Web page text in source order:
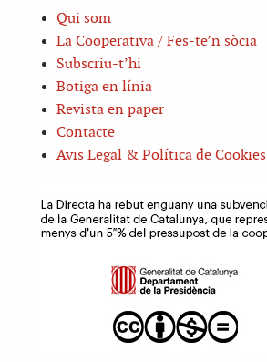
Qui som
La Cooperativa / Fes-te’n sòcia
Subscriu-t’hi
Botiga en línia
Revista en paper
Contacte
Avis Legal & Política de Cookies